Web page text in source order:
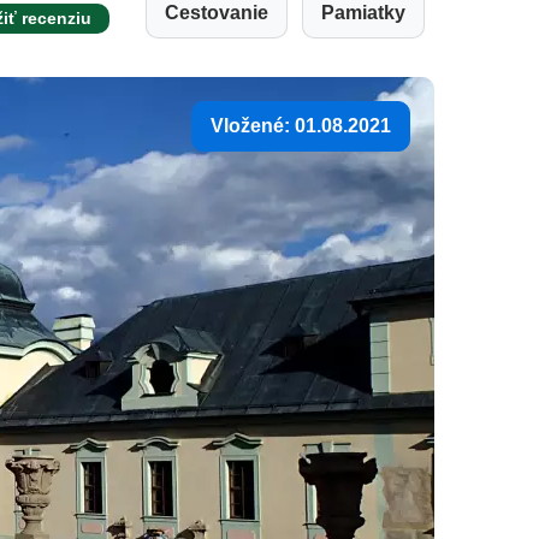
recenziu Cestovanie Pamiatky
Vložené: 01.08.2021